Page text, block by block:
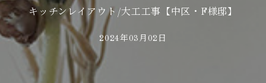
キッチンレイアウト/大工工事【中区・F様邸】
2024年03月02日